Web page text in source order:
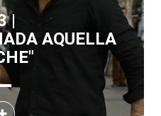
|
AQUELLA